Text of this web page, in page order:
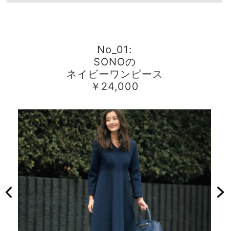
No_01:
SONOの
ネイビーワンピース
￥24,000